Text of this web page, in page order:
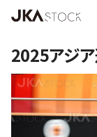
2025アジ